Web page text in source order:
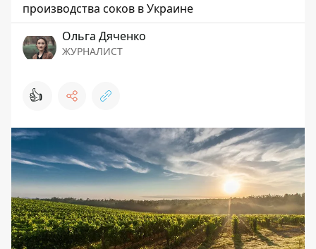
производства соков в Украине
Ольга Дяченко
ЖУРНАЛИСТ
👍